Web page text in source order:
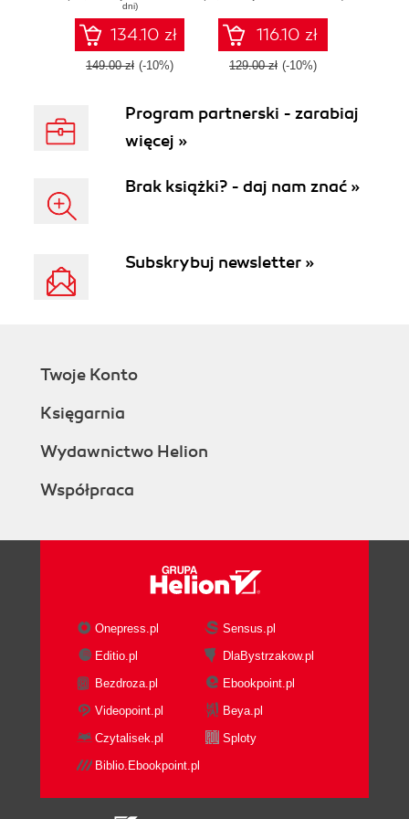
agents with
Microsoft's Agent
Framework
dni)
134.10 zł
149.00 zł (-10%)
Microsoft Azure
116.10 zł
129.00 zł (-10%)
Program partnerski - zarabiaj
więcej »
Brak książki? - daj nam znać »
Subskrybuj newsletter »
Twoje Konto
Księgarnia
Wydawnictwo Helion
Współpraca
Onepress.pl
Sensus.pl
Editio.pl
DlaBystrzakow.pl
Bezdroza.pl
Ebookpoint.pl
Videopoint.pl
Beya.pl
Czytalisek.pl
Sploty
Biblio.Ebookpoint.pl